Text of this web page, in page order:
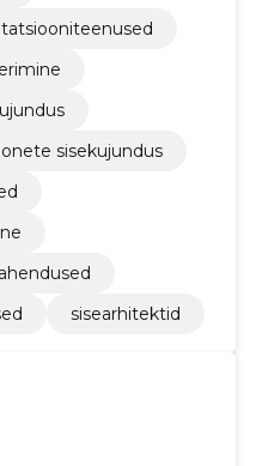
sisekujundus
sisearhitektid